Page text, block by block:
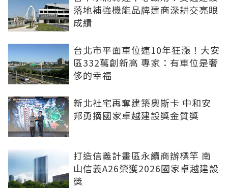
落地補強機能品牌建商深耕交亮眼
成績
台北市平面車位連10年狂漲！大安
區332萬創新高 專家：有車位是奢
侈的幸福
新北社宅再奪建築奧斯卡 中和安
邦勇摘國家卓越建設獎金質獎
打造信義計畫區永續商辦標竿 南
山信義A26榮獲2026國家卓越建設
獎